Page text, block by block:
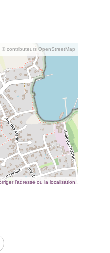
© contributeurs OpenStreetMap
l’adresse ou la localisation